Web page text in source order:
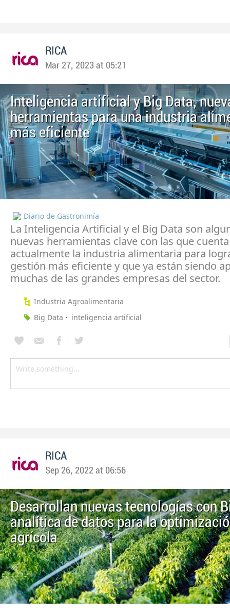
RICA
Mar 27, 2023 at 05:21
Inteligencia artificial y Big Data,
herramientas para una industria
más eficiente
Diario de Gastronimía
La Inteligencia Artificial y el Big Data son
nuevas herramientas clave con las que cuenta
actualmente la industria alimentaria para
gestión más eficiente y que ya están siendo
muchas de las grandes empresas del sector.
Industria Agroalimentaria
Big Data
inteligencia artificial
RICA
Sep 26, 2022 at 06:56
Desarrollan nuevas tecnologías con
analítica de datos para la
agrícola